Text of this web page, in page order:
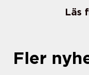
Läs
Fler